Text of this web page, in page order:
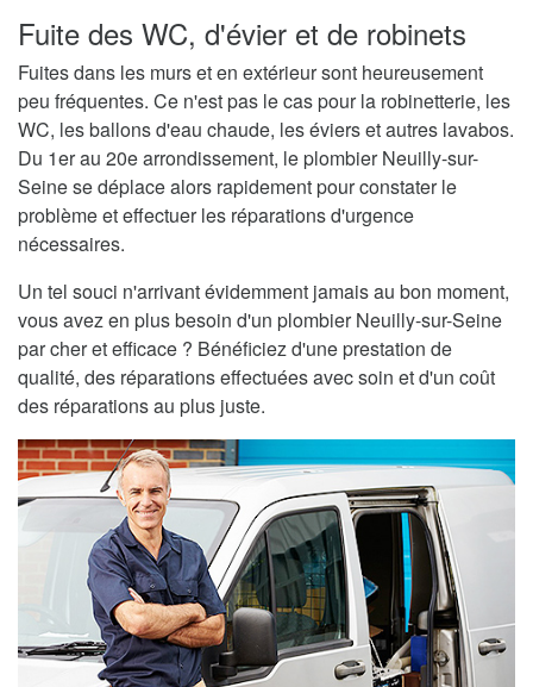
Fuite des WC, d'évier et de robinets
Fuites dans les murs et en extérieur sont heureusement
peu fréquentes. Ce n'est pas le cas pour la robinetterie, les
WC, les ballons d'eau chaude, les éviers et autres lavabos.
Du 1er au 20e arrondissement, le plombier Neuilly-sur-
Seine se déplace alors rapidement pour constater le
problème et effectuer les réparations d'urgence
nécessaires.
Un tel souci n'arrivant évidemment jamais au bon moment,
vous avez en plus besoin d'un plombier Neuilly-sur-Seine
par cher et efficace ? Bénéficiez d'une prestation de
qualité, des réparations effectuées avec soin et d'un coût
des réparations au plus juste.